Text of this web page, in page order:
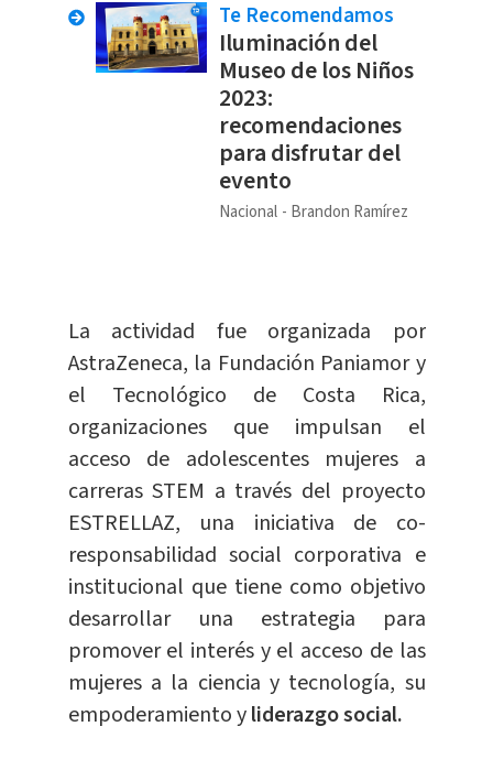
Te Recomendamos
Iluminación del
Museo de los Niños
2023:
recomendaciones
para disfrutar del
evento
Nacional Brandon Ramírez
La actividad fue organizada por
AstraZeneca, la Fundación Paniamor y
el Tecnológico de Costa Rica,
organizaciones que impulsan el
acceso de adolescentes mujeres a
carreras STEM a través del proyecto
ESTRELLAZ, una iniciativa de co-
responsabilidad social corporativa e
institucional que tiene como objetivo
desarrollar una estrategia para
promover el interés y el acceso de las
mujeres a la ciencia y tecnología, su
empoderamiento yliderazgo social.